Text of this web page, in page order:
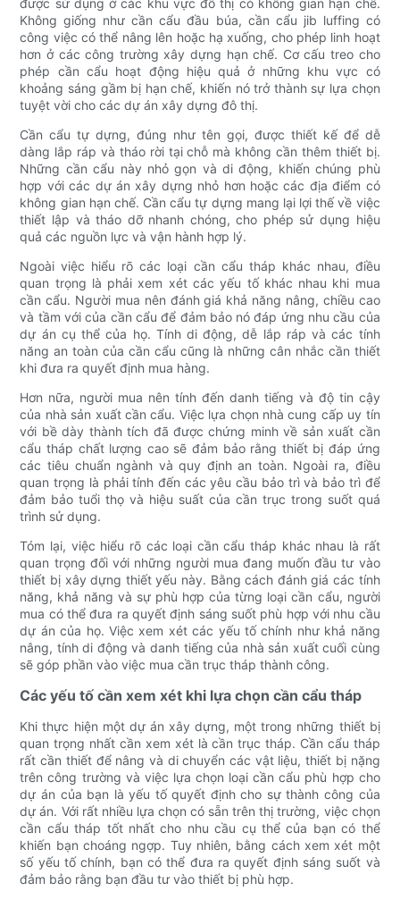
được sử dụng ở các khu vực đô thị có không gian hạn chế.
Không giống như cần cẩu đầu búa, cần cẩu jib luffing có
công việc có thể nâng lên hoặc hạ xuống, cho phép linh hoạt
hơn ở các công trường xây dựng hạn chế. Cơ cấu treo cho
phép cần cẩu hoạt động hiệu quả ở những khu vực có
khoảng sáng gầm bị hạn chế, khiến nó trở thành sự lựa chọn
tuyệt vời cho các dự án xây dựng đô thị.
Cần cẩu tự dựng, đúng như tên gọi, được thiết kế để dễ
dàng lắp ráp và tháo rời tại chỗ mà không cần thêm thiết bị.
Những cần cẩu này nhỏ gọn và di động, khiến chúng phù
hợp với các dự án xây dựng nhỏ hơn hoặc các địa điểm có
không gian hạn chế. Cần cẩu tự dựng mang lại lợi thế về việc
thiết lập và tháo dỡ nhanh chóng, cho phép sử dụng hiệu
quả các nguồn lực và vận hành hợp lý.
Ngoài việc hiểu rõ các loại cần cẩu tháp khác nhau, điều
quan trọng là phải xem xét các yếu tố khác nhau khi mua
cần cẩu. Người mua nên đánh giá khả năng nâng, chiều cao
và tầm với của cần cẩu để đảm bảo nó đáp ứng nhu cầu của
dự án cụ thể của họ. Tính di động, dễ lắp ráp và các tính
năng an toàn của cần cẩu cũng là những cân nhắc cần thiết
khi đưa ra quyết định mua hàng.
Hơn nữa, người mua nên tính đến danh tiếng và độ tin cậy
của nhà sản xuất cần cẩu. Việc lựa chọn nhà cung cấp uy tín
với bề dày thành tích đã được chứng minh về sản xuất cần
cẩu tháp chất lượng cao sẽ đảm bảo rằng thiết bị đáp ứng
các tiêu chuẩn ngành và quy định an toàn. Ngoài ra, điều
quan trọng là phải tính đến các yêu cầu bảo trì và bảo trì để
đảm bảo tuổi thọ và hiệu suất của cần trục trong suốt quá
trình sử dụng.
Tóm lại, việc hiểu rõ các loại cần cẩu tháp khác nhau là rất
quan trọng đối với những người mua đang muốn đầu tư vào
thiết bị xây dựng thiết yếu này. Bằng cách đánh giá các tính
năng, khả năng và sự phù hợp của từng loại cần cẩu, người
mua có thể đưa ra quyết định sáng suốt phù hợp với nhu cầu
dự án của họ. Việc xem xét các yếu tố chính như khả năng
nâng, tính di động và danh tiếng của nhà sản xuất cuối cùng
sẽ góp phần vào việc mua cần trục tháp thành công.
Các yếu tố cần xem xét khi lựa chọn cần cẩu tháp
Khi thực hiện một dự án xây dựng, một trong những thiết bị
quan trọng nhất cần xem xét là cần trục tháp. Cần cẩu tháp
rất cần thiết để nâng và di chuyển các vật liệu, thiết bị nặng
trên công trường và việc lựa chọn loại cần cẩu phù hợp cho
dự án của bạn là yếu tố quyết định cho sự thành công của
dự án. Với rất nhiều lựa chọn có sẵn trên thị trường, việc chọn
cần cẩu tháp tốt nhất cho nhu cầu cụ thể của bạn có thể
khiến bạn choáng ngợp. Tuy nhiên, bằng cách xem xét một
số yếu tố chính, bạn có thể đưa ra quyết định sáng suốt và
đảm bảo rằng bạn đầu tư vào thiết bị phù hợp.